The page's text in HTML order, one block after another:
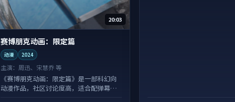
20:03
赛博朋克动画：限定篇
动漫 2024
主演： 周迅、宋慧乔 等
《赛博朋克动画：限定篇》是一部科幻向
动漫作品，社区讨论度高，适合配弹幕观